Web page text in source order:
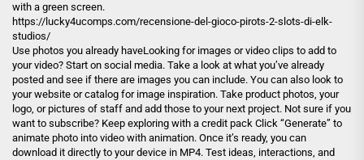
with a green screen.
https://lucky4ucomps.com/recensione-del-gioco-pirots-2-slots-di-elk-
studios/
Use photos you already haveLooking for images or video clips to add to
your video? Start on social media. Take a look at what you’ve already
posted and see if there are images you can include. You can also look to
your website or catalog for image inspiration. Take product photos, your
logo, or pictures of staff and add those to your next project. Not sure if you
want to subscribe? Keep exploring with a credit pack Click “Generate” to
animate photo into video with animation. Once it’s ready, you can
download it directly to your device in MP4. Test ideas, interactions, and